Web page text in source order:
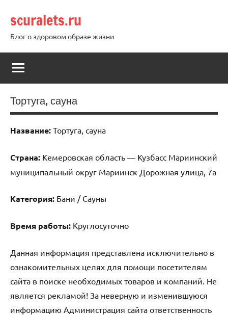
содержимому
scuralets.ru
Блог о здоровом образе жизни
Тортуга, сауна
Название: Тортуга, сауна
Страна: Кемеровская область — Кузбасс Мариинский
муниципальный округ Мариинск Дорожная улица, 7а
Категория: Бани / Сауны
Время работы: Круглосуточно
Данная информация представлена исключительно в
ознакомительных целях для помощи посетителям
сайта в поиске необходимых товаров и компаний. Не
является рекламой! За неверную и изменившуюся
информацию Администрация сайта ответственность